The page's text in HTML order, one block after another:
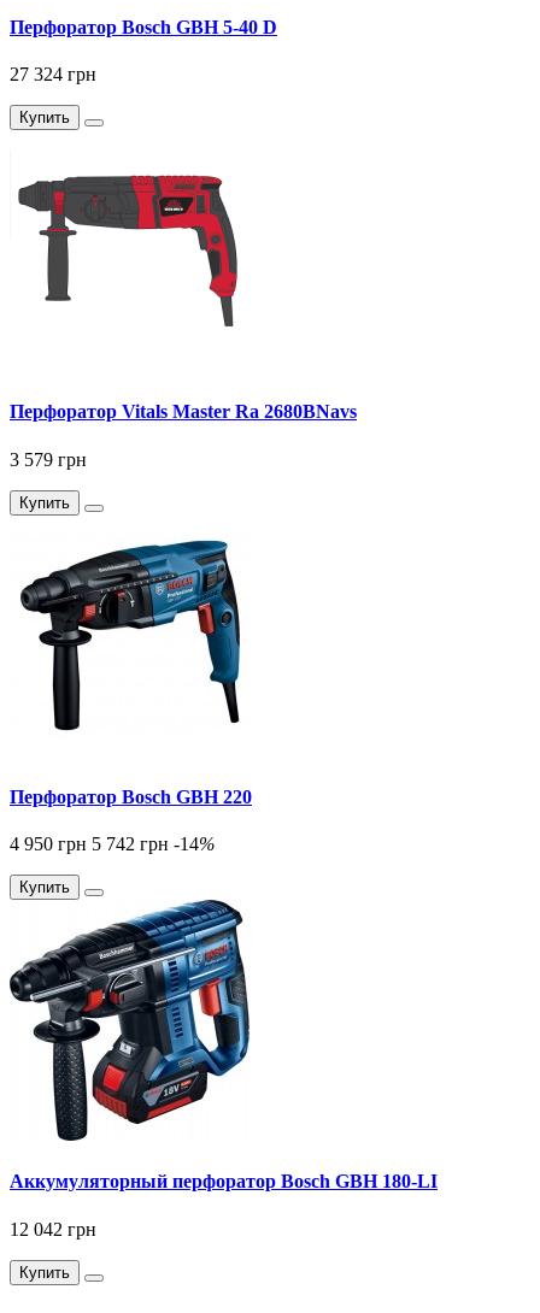
Перфоратор Bosch GBH 5-40 D
27 324 грн
Купить
Перфоратор Vitals Master Ra 2680BNavs
3 579 грн
Купить
Перфоратор Bosch GBH 220
4 950 грн 5 742 грн -14%
Купить
Аккумуляторный перфоратор Bosch GBH 180-LI
12 042 грн
Купить